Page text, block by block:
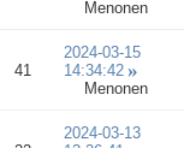
Menonen
41
2024-03-15
14:34:42
Menonen
2024-03-13